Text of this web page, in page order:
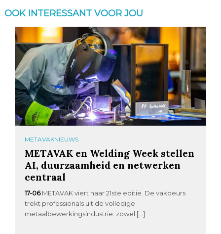
OOK INTERESSANT VOOR JOU
METAVAKNIEUWS
METAVAK en Welding Week stellen
AI, duurzaamheid en netwerken
centraal
17-06 METAVAK viert haar 21ste editie. De vakbeurs
trekt professionals uit de volledige
metaalbewerkingsindustrie: zowel […]